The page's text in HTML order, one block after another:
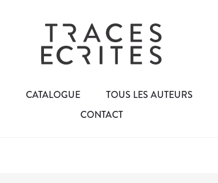
CATALOGUE TOUS LES AUTEURS
CONTACT